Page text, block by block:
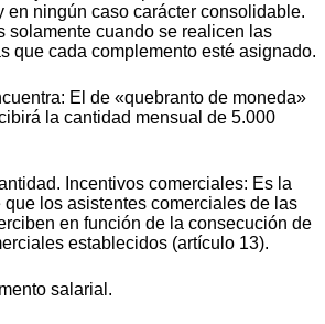
en ningún caso carácter consolidable.
solamente cuando se realicen las
que cada complemento esté asignado.
El de «quebranto de moneda»
la cantidad mensual de 5.000
Incentivos comerciales: Es la
los asistentes comerciales de las
en función de la consecución de
establecidos (artículo 13).
salarial.